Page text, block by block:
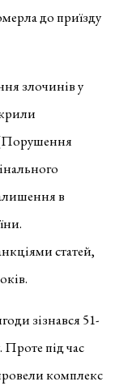
до приїзду
злочинів у
(Порушення
в
статей,
зізнався 51-
під час
комплекс